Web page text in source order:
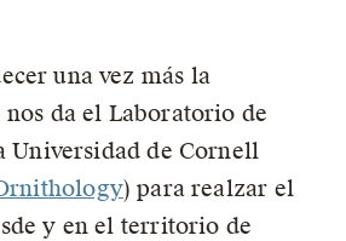
una vez más la
da el Laboratorio de
Universidad de Cornell
) para realzar el
y en el territorio de